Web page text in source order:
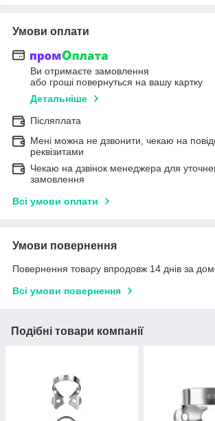
Умови оплати
Ви отримаєте замовлення
або гроші повернуться на вашу картку
Детальніше
Післяплата
Мені можна не дзвонити, чекаю на
реквізитами
Чекаю на дзвінок менеджера для
замовлення
Всі умови оплати
Умови повернення
Повернення товару впродовж 14 днів за
Всі умови повернення
Подібні товари компанії